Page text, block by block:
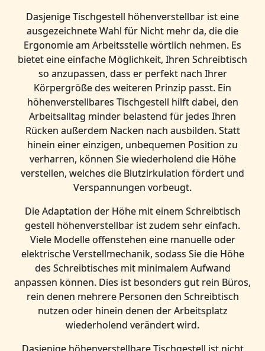
Dasjenige Tischgestell höhenverstellbar ist eine
ausgezeichnete Wahl für Nicht mehr da, die die
Ergonomie am Arbeitsstelle wörtlich nehmen. Es
bietet eine einfache Möglichkeit, Ihren Schreibtisch
so anzupassen, dass er perfekt nach Ihrer
Körpergröße des weiteren Prinzip passt. Ein
höhenverstellbares Tischgestell hilft dabei, den
Arbeitsalltag minder belastend für jedes Ihren
Rücken außerdem Nacken nach ausbilden. Statt
hinein einer einzigen, unbequemen Position zu
verharren, können Sie wiederholend die Höhe
verstellen, welches die Blutzirkulation fördert und
Verspannungen vorbeugt.
Die Adaptation der Höhe mit einem Schreibtisch
gestell höhenverstellbar ist zudem sehr einfach.
Viele Modelle offenstehen eine manuelle oder
elektrische Verstellmechanik, sodass Sie die Höhe
des Schreibtisches mit minimalem Aufwand
anpassen können. Dies ist besonders gut rein Büros,
rein denen mehrere Personen den Schreibtisch
nutzen oder hinein denen der Arbeitsplatz
wiederholend verändert wird.